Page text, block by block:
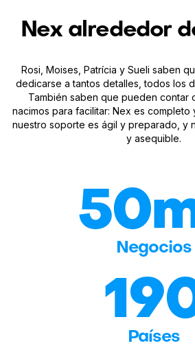
Nex alrededor
Rosi, Moises, Patrícia y Sueli saben
dedicarse a tantos detalles, todos los
También saben que pueden contar
nacimos para facilitar: Nex es completo
nuestro soporte es ágil y preparado, y
y asequible.
Negocios
Países